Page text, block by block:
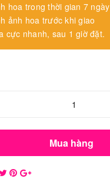
hoa trong thời gian 7 ngày
ảnh hoa trước khi giao
cực nhanh, sau 1 giờ đặt.
Mua hàng